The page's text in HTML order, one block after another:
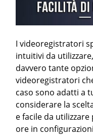
I videoregistratori
intuitivi da
davvero tante
videoregistratori
caso sono adatti a
considerare la
e facile da
ore in